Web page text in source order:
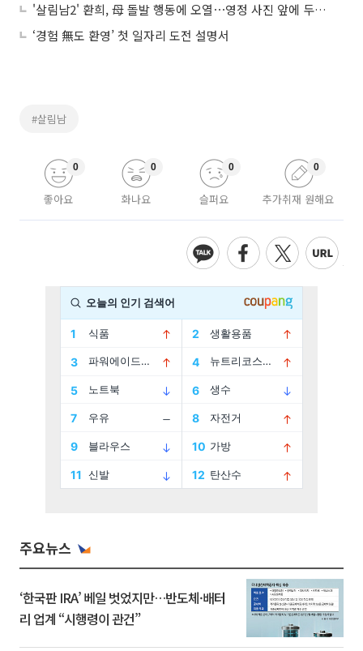
'살림남2' 환희, 母 돌발 행동에 오열⋯영정 사진 앞에 두고 눈물
‘경험 無도 환영’ 첫 일자리 도전 설명서
#살림남
좋아요
0
화나요
0
슬퍼요
0
추가취재 원해요
0
주요뉴스
‘한국판 IRA’ 베일 벗었지만…반도체·배터
리 업계 “시행령이 관건”